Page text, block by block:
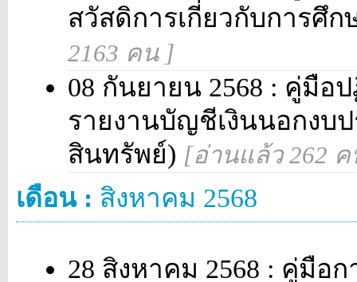
สวัสดิการเกี่ยวกับการศึ
2163 คน ]
08 กันยายน 2568 : คู่มือ
รายงานบัญชีเงินนอกงบ
สินทรัพย์) [อ่านแล้ว 262
เดือน : สิงหาคม 2568
28 สิงหาคม 2568 : คู่มือ